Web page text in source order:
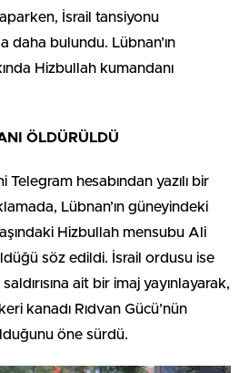
İsrail tansiyonu
daha bulundu. Lübnan’ın
Hizbullah kumandanı
ÖLDÜRÜLDÜ
hesabından yazılı bir
Lübnan’ın güneyindeki
Hizbullah mensubu Ali
söz edildi. İsrail ordusu ise
ait bir imaj yayınlayarak,
kanadı Rıdvan Gücü’nün
öne sürdü.